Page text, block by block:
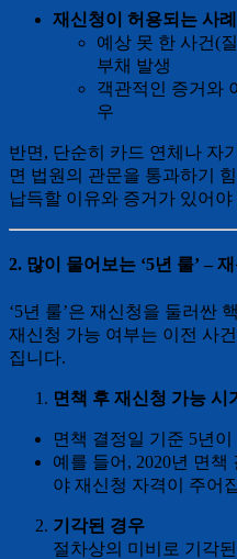
재신청이 허용되는 사례
예상 못 한 사건(
부채 발생
객관적인 증거와
우
반면, 단순히 카드 연체나 자
면 법원의 관문을 통과하기
납득할 이유와 증거가 있어야
2. 많이 물어보는 ‘5년 룰’ –
‘5년 룰’은 재신청을 둘러싼
재신청 가능 여부는 이전 사건
집니다.
면책 후 재신청 가능 시
면책 결정일 기준 5년
예를 들어, 2020년 면책
야 재신청 자격이 주어
기각된 경우
절차상의 미비로 기각